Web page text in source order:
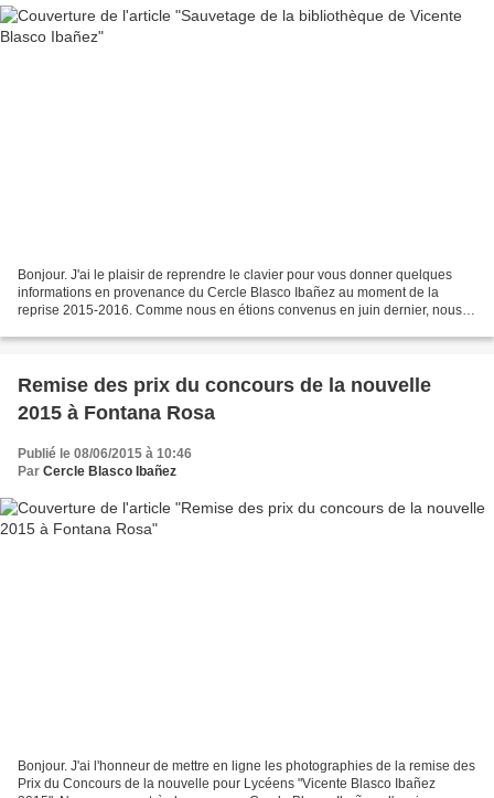
Bonjour. J'ai le plaisir de reprendre le clavier pour vous donner quelques
informations en provenance du Cercle Blasco Ibañez au moment de la
reprise 2015-2016. Comme nous en étions convenus en juin dernier, nous
Remise des prix du concours de la nouvelle
2015 à Fontana Rosa
Publié le 08/06/2015 à 10:46
Par Cercle Blasco Ibañez
Bonjour. J'ai l'honneur de mettre en ligne les photographies de la remise des
Prix du Concours de la nouvelle pour Lycéens "Vicente Blasco Ibañez